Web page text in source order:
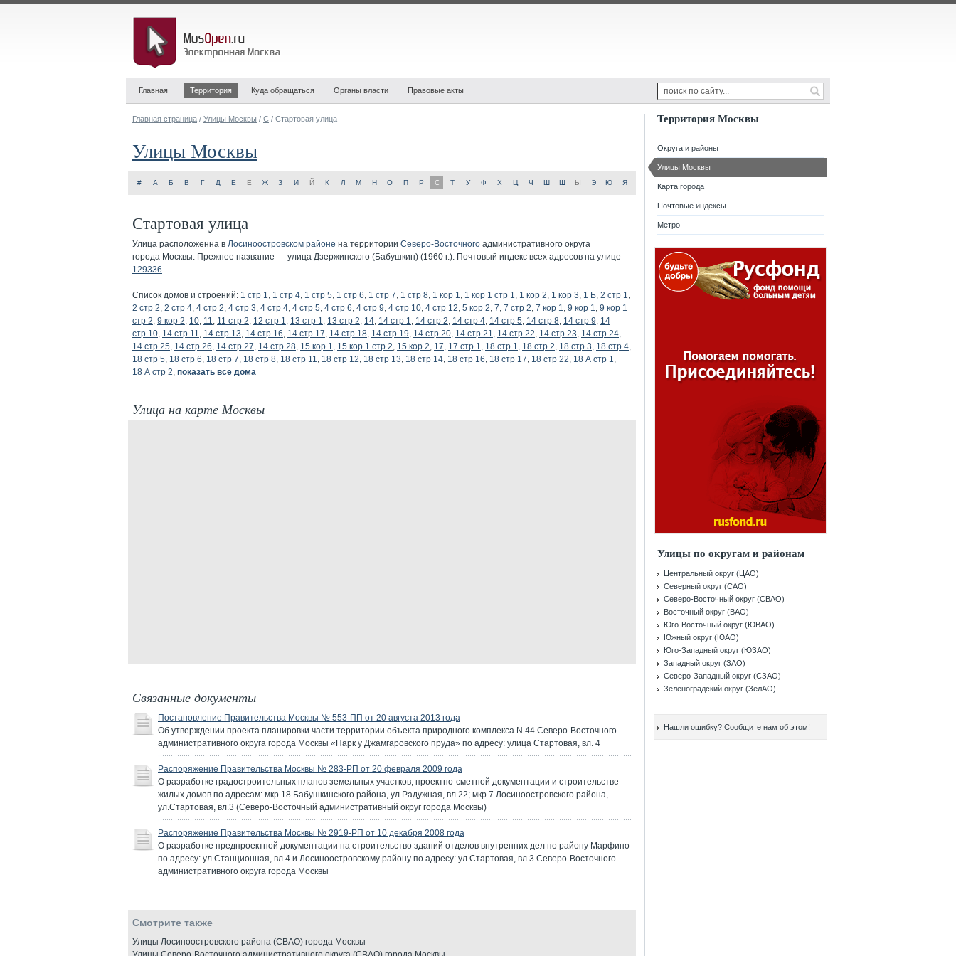
Главная Территория Куда обращаться Органы власти Правовые акты
Главная страница / Улицы Москвы / С / Стартовая улица
Улицы Москвы
# А Б В Г Д Е Ё Ж З И Й К Л М Н О П Р С Т У Ф Х Ц Ч Ш Щ Ы Э Ю Я
Стартовая улица
Улица расположенна в Лосиноостровском районе на территории Северо-Восточного административного округа
города Москвы. Прежнее название — улица Дзержинского (Бабушкин) (1960 г.). Почтовый индекс всех адресов на улице —
129336.
Список домов и строений: 1 стр 1, 1 стр 4, 1 стр 5, 1 стр 6, 1 стр 7, 1 стр 8, 1 кор 1, 1 кор 1 стр 1, 1 кор 2, 1 кор 3, 1 Б, 2 стр 1,
2 стр 2, 2 стр 4, 4 стр 2, 4 стр 3, 4 стр 4, 4 стр 5, 4 стр 6, 4 стр 9, 4 стр 10, 4 стр 12, 5 кор 2, 7, 7 стр 2, 7 кор 1, 9 кор 1, 9 кор 1
стр 2, 9 кор 2, 10, 11, 11 стр 2, 12 стр 1, 13 стр 1, 13 стр 2, 14, 14 стр 1, 14 стр 2, 14 стр 4, 14 стр 5, 14 стр 8, 14 стр 9, 14
стр 10, 14 стр 11, 14 стр 13, 14 стр 16, 14 стр 17, 14 стр 18, 14 стр 19, 14 стр 20, 14 стр 21, 14 стр 22, 14 стр 23, 14 стр 24,
14 стр 25, 14 стр 26, 14 стр 27, 14 стр 28, 15 кор 1, 15 кор 1 стр 2, 15 кор 2, 17, 17 стр 1, 18 стр 1, 18 стр 2, 18 стр 3, 18 стр 4,
18 стр 5, 18 стр 6, 18 стр 7, 18 стр 8, 18 стр 11, 18 стр 12, 18 стр 13, 18 стр 14, 18 стр 16, 18 стр 17, 18 стр 22, 18 А стр 1,
18 А стр 2, показать все дома
Улица на карте Москвы
Связанные документы
Постановление Правительства Москвы № 553-ПП от 20 августа 2013 года
Об утверждении проекта планировки части территории объекта природного комплекса N 44 Северо-Восточного
административного округа города Москвы «Парк у Джамгаровского пруда» по адресу: улица Стартовая, вл. 4
Распоряжение Правительства Москвы № 283-РП от 20 февраля 2009 года
О разработке градостроительных планов земельных участков, проектно-сметной документации и строительстве
жилых домов по адресам: мкр.18 Бабушкинского района, ул.Радужная, вл.22; мкр.7 Лосиноостровского района,
ул.Стартовая, вл.3 (Северо-Восточный административный округ города Москвы)
Распоряжение Правительства Москвы № 2919-РП от 10 декабря 2008 года
О разработке предпроектной документации на строительство зданий отделов внутренних дел по району Марфино
по адресу: ул.Станционная, вл.4 и Лосиноостровскому району по адресу: ул.Стартовая, вл.3 Северо-Восточного
административного округа города Москвы
Смотрите также
Улицы Лосиноостровского района (СВАО) города Москвы
Территория Москвы
Округа и районы
Улицы Москвы
Карта города
Почтовые индексы
Метро
Улицы по округам и районам
Центральный округ (ЦАО)
Северный округ (САО)
Северо-Восточный округ (СВАО)
Восточный округ (ВАО)
Юго-Восточный округ (ЮВАО)
Южный округ (ЮАО)
Юго-Западный округ (ЮЗАО)
Западный округ (ЗАО)
Северо-Западный округ (СЗАО)
Зеленоградский округ (ЗелАО)
Нашли ошибку? Сообщите нам об этом!